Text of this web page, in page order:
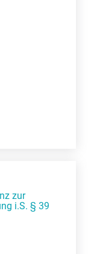
zur
i.S. § 39